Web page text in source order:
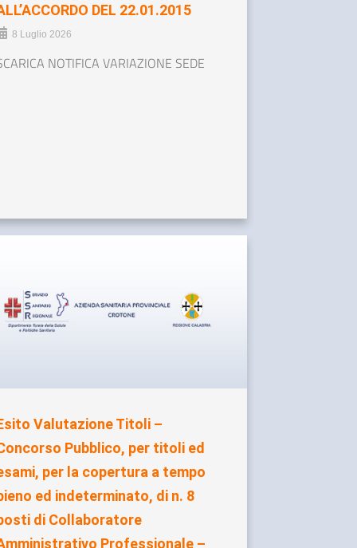
DEL 22.01.2015
8 Luglio 2026
NOTIFICA VARIAZIONE SEDE
Valutazione Titoli –
Pubblico, per titoli ed
per la copertura a tempo
ed indeterminato, di n. 8
di Collaboratore
Professionale –